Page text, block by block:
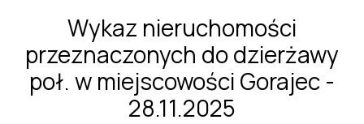
Wykaz nieruchomości
przeznaczonych do dzierżawy
poł. w miejscowości Gorajec -
28.11.2025